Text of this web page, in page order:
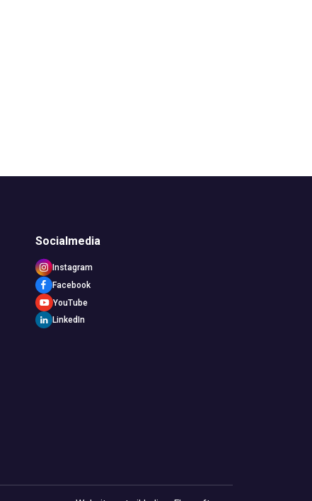
Socialmedia
Instagram
Facebook
YouTube
LinkedIn